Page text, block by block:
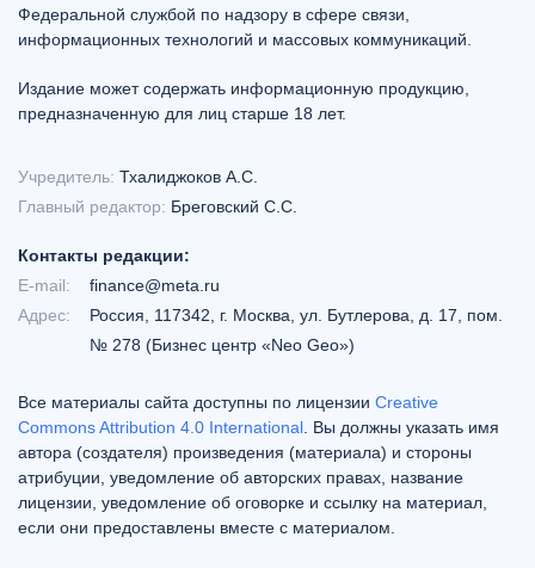
Федеральной службой по надзору в сфере связи,
информационных технологий и массовых коммуникаций.
Издание может содержать информационную продукцию,
предназначенную для лиц старше 18 лет.
Учредитель: Тхалиджоков А.С.
Главный редактор: Бреговский С.С.
Контакты редакции:
E-mail:
finance@meta.ru
Адрес:
Россия, 117342, г. Москва, ул. Бутлерова, д. 17, пом.
№ 278 (Бизнес центр «Neo Geo»)
Все материалы сайта доступны по лицензии Creative
Commons Attribution 4.0 International . Вы должны указать имя
автора (создателя) произведения (материала) и стороны
атрибуции, уведомление об авторских правах, название
лицензии, уведомление об оговорке и ссылку на материал,
если они предоставлены вместе с материалом.